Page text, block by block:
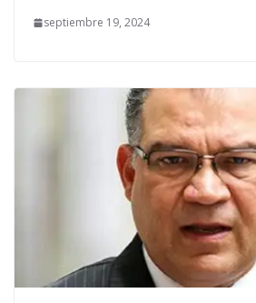
septiembre 19, 2024